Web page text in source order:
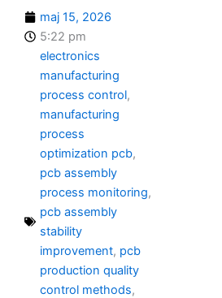
maj 15, 2026
5:22 pm
electronics
manufacturing
process control,
manufacturing
process
optimization pcb,
pcb assembly
process monitoring,
pcb assembly
stability
improvement, pcb
production quality
control methods,